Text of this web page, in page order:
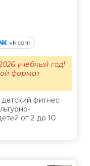
vk.com
фитнес
от 2 до 10
учебный год!
формат